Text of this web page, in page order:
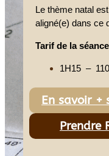
Le thème natal
aligné(e) dans ce
Tarif de la
1H15 –
En savoir
Prendre